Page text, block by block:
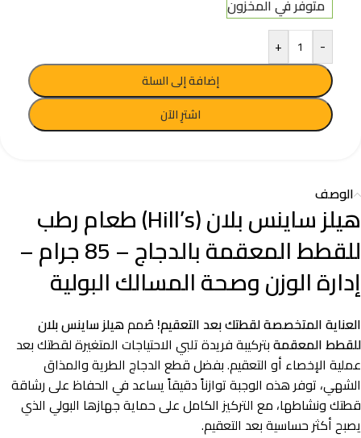
متوفر في المخزون
-
+
إضافة إلى السلة
اشترِ الآن
الوصف
هيلز ساينس بلان (Hill’s) طعام رطب
للقطط المعقمة بالدجاج – 85 جرام –
إدارة الوزن وصحة المسالك البولية
العناية المتخصصة لقطتك بعد التعقيم! صُممهيلز ساينس بلان
للقطط المعقمةبتركيبة فريدة تلبي الاحتياجات المتغيرة لقطتك بعد
عملية الإخصاء أو التعقيم. بفضل قطع الدجاج الطرية والمذاق
الشهي، توفر هذه الوجبة توازناً دقيقاً يساعد في الحفاظ على رشاقة
قطتك ونشاطها، مع التركيز الكامل على حماية جهازها البولي الذي
يصبح أكثر حساسية بعد التعقيم.